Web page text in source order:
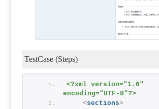
TestCase (Steps)
<?xml version="1.0"
encoding="UTF-8"?>
<sections>